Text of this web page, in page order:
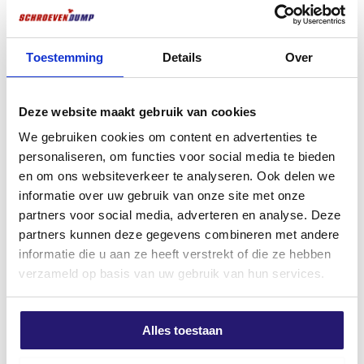
Toestemming Details Over
Deze website maakt gebruik van cookies
We gebruiken cookies om content en advertenties te
personaliseren, om functies voor social media te bieden
en om ons websiteverkeer te analyseren. Ook delen we
informatie over uw gebruik van onze site met onze
partners voor social media, adverteren en analyse. Deze
partners kunnen deze gegevens combineren met andere
informatie die u aan ze heeft verstrekt of die ze hebben
verzameld op basis van uw gebruik van hun services.
Alles toestaan
slijtage en de
in zijn klasse.
De boor isvoorzien van een SDS-plus aansluiting,
geschikt voor gangbare boorhamers, en beschikt over
hetPGM-keurmerk, wat garant staat voor
bevestigingsmiddelen.
Belangrijkste kenmerken:
4-snijder ontwerpvoor precieze, ronde
gaten
180° geplaatste snijkantenvoor maximale
krachtoverbrenging
IDS-technologie: extra sterk door versmolten
kop en boorlichaam
Optimale spiraalvormvoor snelle
boormeeluitscheiding
TX-25 50stuks
excl. BTW:€10,07
Op voorraad
​Stanley Reserve Afbreekmes
Inductiegehard – Extra Sterk en
Scherp
4,49
Op voorraad
Meest verkocht